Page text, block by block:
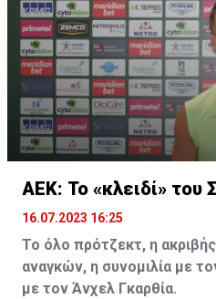
να λύσει το συμβόλαιό του,
ελεύθερα σε οποιαδήποτε
καλοκαίρι.
ΑΕΚ: Το «κλειδί» του
16.07.2023 16:25
Το όλο πρότζεκτ, η
αναγκών, η συνομιλία με
με τον Άνχελ Γκαρθία.